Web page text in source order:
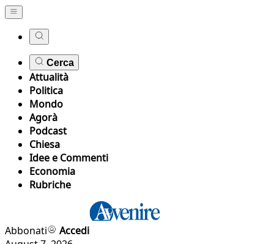
Cerca
Attualità
Politica
Mondo
Agorà
Podcast
Chiesa
Idee e Commenti
Economia
Rubriche
Abbonati
Accedi